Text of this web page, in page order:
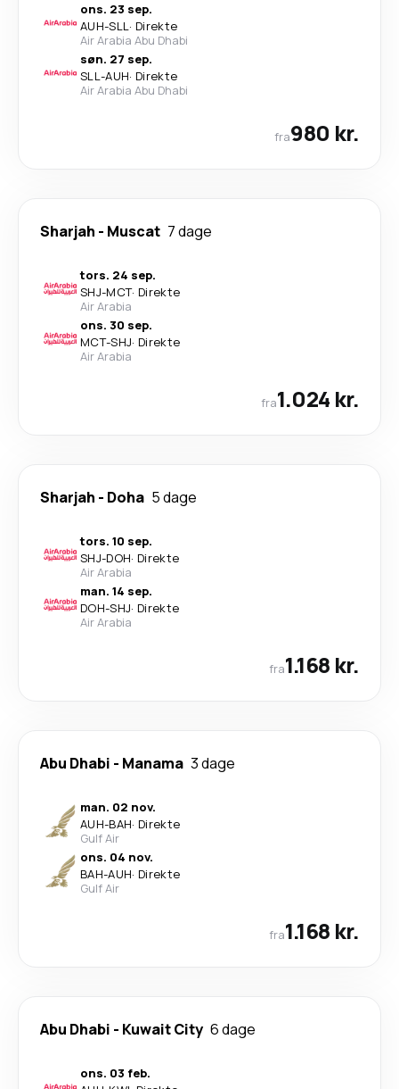
ons. 23 sep.
AUH-SLL· Direkte
Air Arabia Abu Dhabi
søn. 27 sep.
SLL-AUH· Direkte
Air Arabia Abu Dhabi
fra980 kr.
Sharjah - Muscat 7 dage
tors. 24 sep.
SHJ-MCT· Direkte
Air Arabia
ons. 30 sep.
MCT-SHJ· Direkte
Air Arabia
fra1.024 kr.
Sharjah - Doha 5 dage
tors. 10 sep.
SHJ-DOH· Direkte
Air Arabia
man. 14 sep.
DOH-SHJ· Direkte
Air Arabia
fra1.168 kr.
Abu Dhabi - Manama 3 dage
man. 02 nov.
AUH-BAH· Direkte
Gulf Air
ons. 04 nov.
BAH-AUH· Direkte
Gulf Air
fra1.168 kr.
Abu Dhabi - Kuwait City 6 dage
ons. 03 feb.